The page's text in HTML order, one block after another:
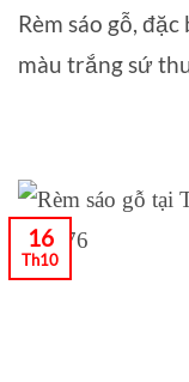
Rèm sáo gỗ,
màu trắng sứ
16
Th10